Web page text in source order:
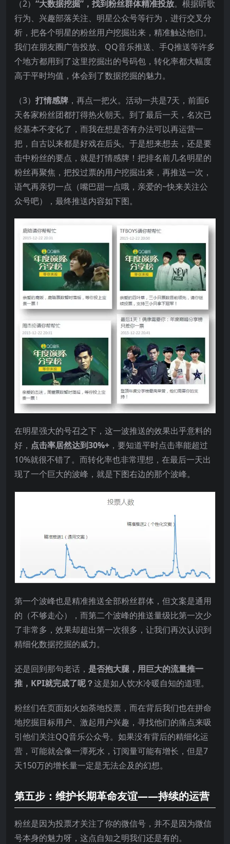
（2） “大数据挖掘”，找到粉丝群体精准投放。根据听歌
行为、兴趣部落关注、明星公众号等行为，进行交叉分
析，把各个明星的粉丝用户挖掘出来，精准触达他们。
我们在朋友圈广告投放、QQ音乐推送、手Q推送等许多
个地方都用到了这里挖掘出的号码包，转化率都大幅度
高于平时均值，体会到了数据挖掘的魅力。
（3） 打情感牌 ，再点一把火。活动一共是7天，前面6
天各家粉丝团都打得热火朝天。到了最后一天，名次已
经基本不变化了，而我在想是否有办法可以再运营一
把，自古以来都是好戏在后头。于是想来想去，还是要
击中粉丝的要点，就是打情感牌！把排名前几名明星的
粉丝再聚焦，把投过票的用户挖掘出来，再推送一次，
语气再亲切一点（嘴巴甜一点哦，亲爱的~快来关注公
众号吧），最终推送内容如下图。
在明星强大的号召之下，这一波推送的效果出乎意料的
好， 点击率居然达到30%+ ，要知道平时点击率能超过
10%就很不错了。而转化率也非常理想，在最后一天出
现了一个巨大的波峰，就是下图右边的那个波峰。
第一个波峰也是精准推送全部粉丝群体，但文案是通用
的（不够走心），而第二个波峰的推送量级比第一次少
了非常多，效果却超出第一次很多，让我们再次认识到
精细化数据挖掘的威力。
还是回到那句老话， 是否抱大腿，用巨大的流量推一
推，KPI就完成了呢？这是如人饮水冷暖自知的道理。
粉丝们在页面如火如荼地投票，而在背后我们也在拼命
地挖掘目标用户、激起用户兴趣，寻找他们的痛点来吸
引他们关注QQ音乐公众号。如果没有背后的精细化运
营，可能就会像一潭死水，订阅量可能有增长，但是7
天150万的增长量一定是无法企及的幻想。
第五步：维护长期革命友谊——持续的运营
粉丝是因为投票才关注了你的微信号，并不是因为微信
号本身的魅力呀，这点自知之明我们还是有的。